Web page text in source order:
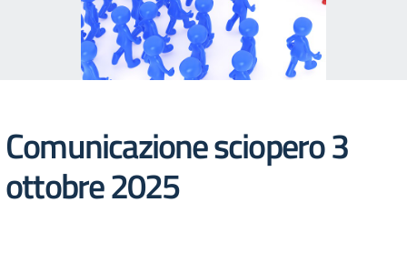
Comunicazione sciopero 3
ottobre 2025